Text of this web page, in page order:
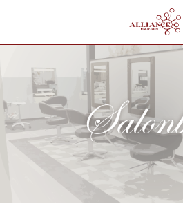
トップ
NAIL
ネイル
STYLE
スタイル
メニュー